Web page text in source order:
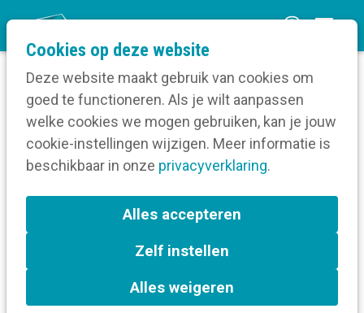
Cookies op deze website
Deze website maakt gebruik van cookies om
goed te functioneren. Als je wilt aanpassen
welke cookies we mogen gebruiken, kan je jouw
cookie-instellingen wijzigen. Meer informatie is
beschikbaar in onze privacyverklaring.
Alles accepteren
Zelf instellen
Alles weigeren
n
m
Home
Volg een opleiding
Over Basisopleiding Communicatie voor
socialprofitorganisaties
Terug naar bijeenkomsten-overzicht
Communicatiebeleidsplan